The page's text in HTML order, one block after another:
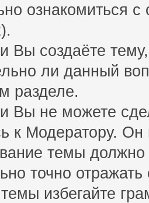
ознакомиться
Вы создаёте
ли данный
разделе.
Вы не можете
к Модератору.
темы
точно
избегайте